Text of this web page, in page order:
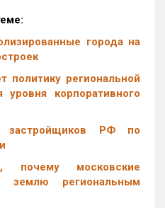
города на
политику региональной
корпоративного
застройщиков РФ по
почему московские
землю региональным